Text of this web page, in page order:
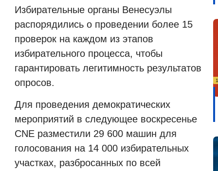
Избирательные органы Венесуэлы
распорядились о проведении более 15
проверок на каждом из этапов
избирательного процесса, чтобы
гарантировать легитимность результатов
опросов.
Для проведения демократических
мероприятий в следующее воскресенье
CNE разместили 29 600 машин для
голосования на 14 000 избирательных
участках, разбросанных по всей